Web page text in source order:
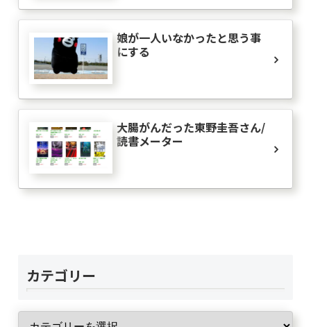
娘が一人いなかったと思う事
にする
大腸がんだった東野圭吾さん/
読書メーター
カテゴリー